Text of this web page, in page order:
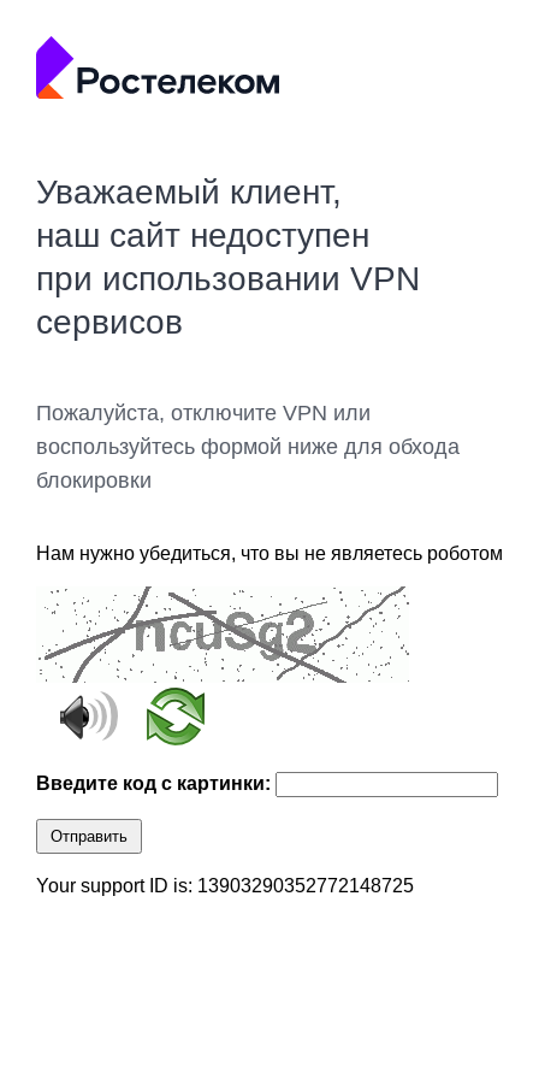
Уважаемый клиент,
наш сайт недоступен
при использовании VPN
сервисов
Пожалуйста, отключите VPN или
воспользуйтесь формой ниже для обхода
блокировки
Нам нужно убедиться, что вы не являетесь роботом
Введите код с картинки:
Отправить
Your support ID is: 13903290352772148725